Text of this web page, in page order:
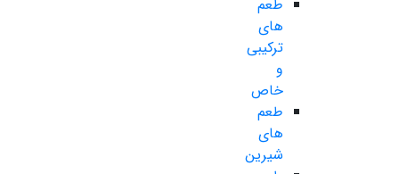
طعم
های
ترکیبی
و
خاص
طعم
های
شیرین